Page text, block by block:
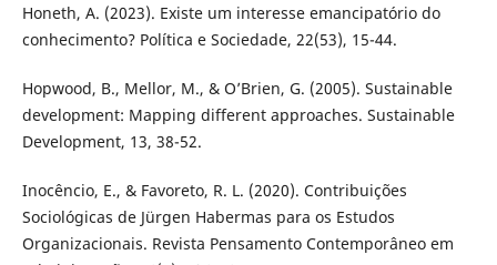
Honeth, A. (2023). Existe um interesse emancipatório do
conhecimento? Política e Sociedade, 22(53), 15-44.
Hopwood, B., Mellor, M., & O’Brien, G. (2005). Sustainable
development: Mapping different approaches. Sustainable
Development, 13, 38-52.
Inocêncio, E., & Favoreto, R. L. (2020). Contribuições
Sociológicas de Jürgen Habermas para os Estudos
Organizacionais. Revista Pensamento Contemporâneo em